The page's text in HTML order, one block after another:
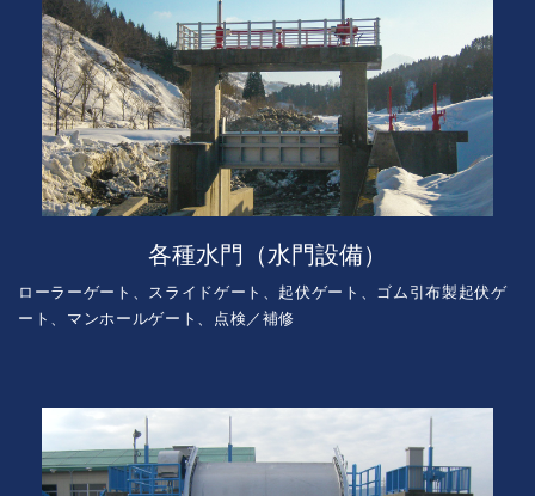
各種水門（水門設備）
ローラーゲート、スライドゲート、起伏ゲート、ゴム引布製起伏ゲ
ート、マンホールゲート、点検／補修